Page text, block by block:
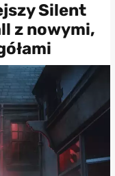
Silent
z nowymi,